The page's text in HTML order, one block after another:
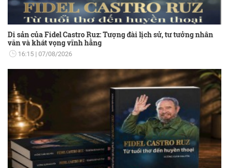
Di sản của Fidel Castro Ruz: Tượng đài lịch sử, tư tưởng nhân
văn và khát vọng vĩnh hằng
16:15 07/08/2026